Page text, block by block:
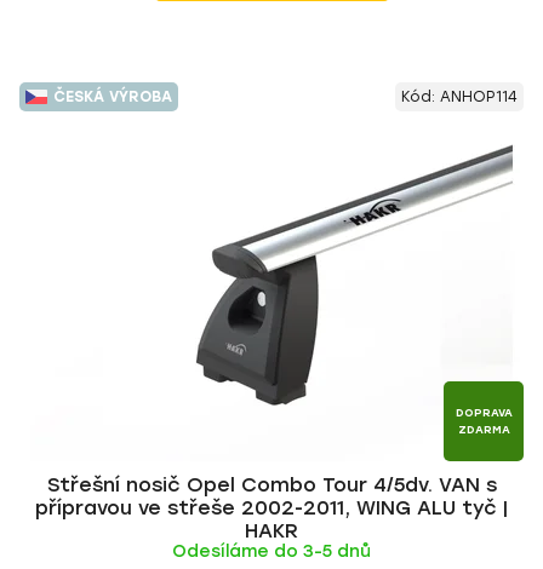
ČESKÁ VÝROBA
DOPRAVA
ZDARMA
Střešní nosič Opel Combo Tour 4/5dv. VAN s
přípravou ve střeše 2002-2011, WING ALU tyč |
HAKR
Odesíláme do 3-5 dnů
Kód: ANHOP114